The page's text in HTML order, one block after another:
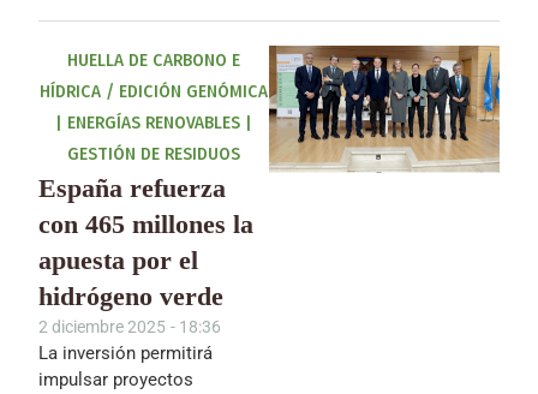
HUELLA DE CARBONO E
HÍDRICA / EDICIÓN GENÓMICA
ENERGÍAS RENOVABLES
GESTIÓN DE RESIDUOS
España refuerza
con 465 millones la
apuesta por el
hidrógeno verde
2 diciembre 2025 - 18:36
La inversión permitirá
impulsar proyectos